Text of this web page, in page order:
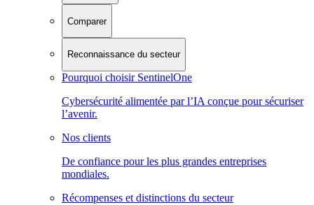
Comparer
Reconnaissance du secteur
Pourquoi choisir SentinelOne
Cybersécurité alimentée par l’IA conçue pour sécuriser
l’avenir.
Nos clients
De confiance pour les plus grandes entreprises
mondiales.
Récompenses et distinctions du secteur